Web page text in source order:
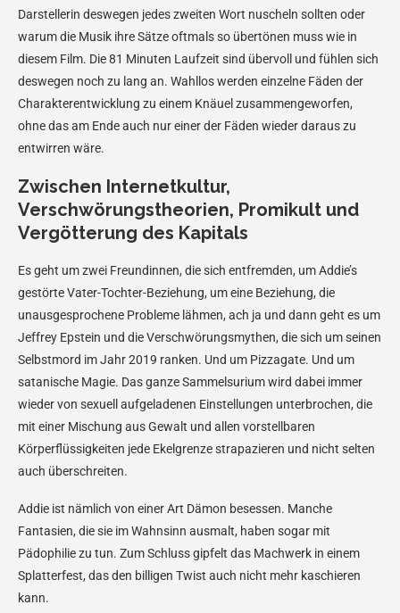
Darstellerin deswegen jedes zweiten Wort nuscheln sollten oder
warum die Musik ihre Sätze oftmals so übertönen muss wie in
diesem Film. Die 81 Minuten Laufzeit sind übervoll und fühlen sich
deswegen noch zu lang an. Wahllos werden einzelne Fäden der
Charakterentwicklung zu einem Knäuel zusammengeworfen,
ohne das am Ende auch nur einer der Fäden wieder daraus zu
entwirren wäre.
Zwischen Internetkultur,
Verschwörungstheorien, Promikult und
Vergötterung des Kapitals
Es geht um zwei Freundinnen, die sich entfremden, um Addie’s
gestörte Vater-Tochter-Beziehung, um eine Beziehung, die
unausgesprochene Probleme lähmen, ach ja und dann geht es um
Jeffrey Epstein und die Verschwörungsmythen, die sich um seinen
Selbstmord im Jahr 2019 ranken. Und um Pizzagate. Und um
satanische Magie. Das ganze Sammelsurium wird dabei immer
wieder von sexuell aufgeladenen Einstellungen unterbrochen, die
mit einer Mischung aus Gewalt und allen vorstellbaren
Körperflüssigkeiten jede Ekelgrenze strapazieren und nicht selten
auch überschreiten.
Addie ist nämlich von einer Art Dämon besessen. Manche
Fantasien, die sie im Wahnsinn ausmalt, haben sogar mit
Pädophilie zu tun. Zum Schluss gipfelt das Machwerk in einem
Splatterfest, das den billigen Twist auch nicht mehr kaschieren
kann.